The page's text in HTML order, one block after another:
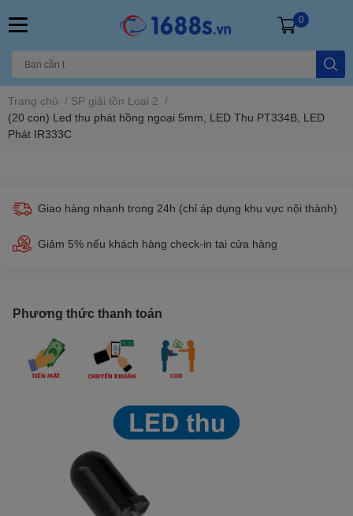
0
Trang chủ / SP giải tồn Loại 2 /
(20 con) Led thu phát hồng ngoại 5mm, LED Thu PT334B, LED
Phát IR333C
Giao hàng nhanh trong 24h (chỉ áp dụng khu vực nội thành)
Giảm 5% nếu khách hàng check-in tại cửa hàng
Phương thức thanh toán